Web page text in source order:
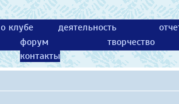
о клубе деятельность
форум
творчество
контакты